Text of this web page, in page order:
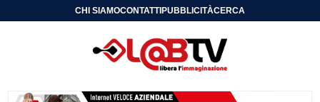
CHI SIAMOCONTATTIPUBBLICITÀCERCA